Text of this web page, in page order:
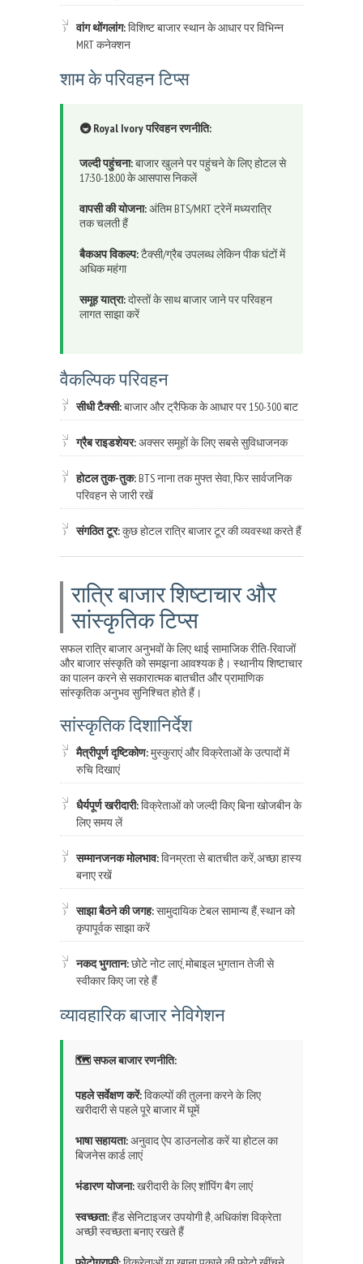
वांग थोंगलांग:विशिष्ट बाजार स्थान के आधार पर विभिन्न
MRT कनेक्शन
शाम के परिवहन टिप्स
🚇 Royal Ivory परिवहन रणनीति:
जल्दी पहुंचना:बाजार खुलने पर पहुंचने के लिए होटल से
17:30-18:00 के आसपास निकलें
वापसी की योजना:अंतिम BTS/MRT ट्रेनें मध्यरात्रि
तक चलती हैं
बैकअप विकल्प:टैक्सी/ग्रैब उपलब्ध लेकिन पीक घंटों में
अधिक महंगा
समूह यात्रा:दोस्तों के साथ बाजार जाने पर परिवहन
लागत साझा करें
वैकल्पिक परिवहन
सीधी टैक्सी:बाजार और ट्रैफिक के आधार पर 150-300 बाट
ग्रैब राइडशेयर:अक्सर समूहों के लिए सबसे सुविधाजनक
होटल तुक-तुक: BTS नाना तक मुफ्त सेवा, फिर सार्वजनिक
परिवहन से जारी रखें
संगठित टूर:कुछ होटल रात्रि बाजार टूर की व्यवस्था करते हैं
रात्रि बाजार शिष्टाचार और
सांस्कृतिक टिप्स
सफल रात्रि बाजार अनुभवों के लिए थाई सामाजिक रीति-रिवाजों
और बाजार संस्कृति को समझना आवश्यक है। स्थानीय शिष्टाचार
का पालन करने से सकारात्मक बातचीत और प्रामाणिक
सांस्कृतिक अनुभव सुनिश्चित होते हैं।
सांस्कृतिक दिशानिर्देश
मैत्रीपूर्ण दृष्टिकोण:मुस्कुराएं और विक्रेताओं के उत्पादों में
रुचि दिखाएं
धैर्यपूर्ण खरीदारी:विक्रेताओं को जल्दी किए बिना खोजबीन के
लिए समय लें
सम्मानजनक मोलभाव:विनम्रता से बातचीत करें, अच्छा हास्य
बनाए रखें
साझा बैठने की जगह:सामुदायिक टेबल सामान्य हैं, स्थान को
कृपापूर्वक साझा करें
नकद भुगतान:छोटे नोट लाएं, मोबाइल भुगतान तेजी से
स्वीकार किए जा रहे हैं
व्यावहारिक बाजार नेविगेशन
🗺️ सफल बाजार रणनीति:
पहले सर्वेक्षण करें:विकल्पों की तुलना करने के लिए
खरीदारी से पहले पूरे बाजार में घूमें
भाषा सहायता:अनुवाद ऐप डाउनलोड करें या होटल का
बिजनेस कार्ड लाएं
भंडारण योजना:खरीदारी के लिए शॉपिंग बैग लाएं
स्वच्छता:हैंड सेनिटाइजर उपयोगी है, अधिकांश विक्रेता
अच्छी स्वच्छता बनाए रखते हैं